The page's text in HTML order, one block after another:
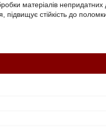
матеріалів
стійкість до